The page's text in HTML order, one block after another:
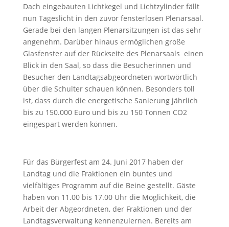
Dach eingebauten Lichtkegel und Lichtzylinder fällt
nun Tageslicht in den zuvor fensterlosen Plenarsaal.
Gerade bei den langen Plenarsitzungen ist das sehr
angenehm. Darüber hinaus ermöglichen große
Glasfenster auf der Rückseite des Plenarsaals einen
Blick in den Saal, so dass die Besucherinnen und
Besucher den Landtagsabgeordneten wortwörtlich
über die Schulter schauen können. Besonders toll
ist, dass durch die energetische Sanierung jährlich
bis zu 150.000 Euro und bis zu 150 Tonnen CO2
eingespart werden können.
Für das Bürgerfest am 24. Juni 2017 haben der
Landtag und die Fraktionen ein buntes und
vielfältiges Programm auf die Beine gestellt. Gäste
haben von 11.00 bis 17.00 Uhr die Möglichkeit, die
Arbeit der Abgeordneten, der Fraktionen und der
Landtagsverwaltung kennenzulernen. Bereits am